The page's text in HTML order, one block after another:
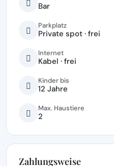
Bar
Parkplatz
Private spot · frei
Internet
Kabel · frei
Kinder bis
12 Jahre
Max. Haustiere
2
Zahlungsweise